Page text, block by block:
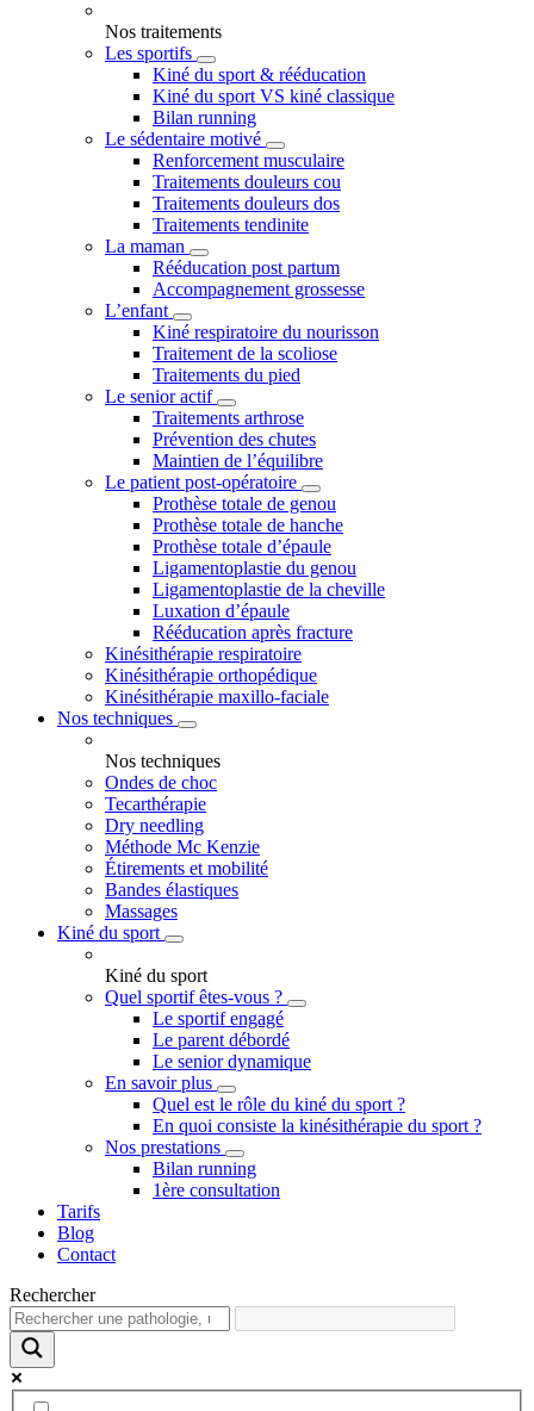
Nos traitements
Les sportifs
Kiné du sport & rééducation
Kiné du sport VS kiné classique
Bilan running
Le sédentaire motivé
Renforcement musculaire
Traitements douleurs cou
Traitements douleurs dos
Traitements tendinite
La maman
Rééducation post partum
Accompagnement grossesse
L’enfant
Kiné respiratoire du nourisson
Traitement de la scoliose
Traitements du pied
Le senior actif
Traitements arthrose
Prévention des chutes
Maintien de l’équilibre
Le patient post-opératoire
Prothèse totale de genou
Prothèse totale de hanche
Prothèse totale d’épaule
Ligamentoplastie du genou
Ligamentoplastie de la cheville
Luxation d’épaule
Rééducation après fracture
Kinésithérapie respiratoire
Kinésithérapie orthopédique
Kinésithérapie maxillo-faciale
Nos techniques
Nos techniques
Ondes de choc
Tecarthérapie
Dry needling
Méthode Mc Kenzie
Étirements et mobilité
Bandes élastiques
Massages
Kiné du sport
Kiné du sport
Quel sportif êtes-vous ?
Le sportif engagé
Le parent débordé
Le senior dynamique
En savoir plus
Quel est le rôle du kiné du sport ?
En quoi consiste la kinésithérapie du sport ?
Nos prestations
Bilan running
1ère consultation
Tarifs
Blog
Contact
Rechercher